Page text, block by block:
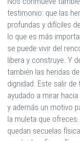
testimonio: que las
profundas y difíciles
lo que es más
se puede vivir del
libera y construye. Y
también las heridas
dignidad. Este salir
ayudado a mirar
y además un motivo
la muleta que
quedan secuelas